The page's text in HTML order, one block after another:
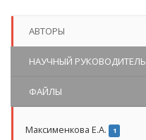
АВТОРЫ
НАУЧНЫЙ РУКОВОДИТЕЛЬ
ФАЙЛЫ
Максименкова Е.А. 1